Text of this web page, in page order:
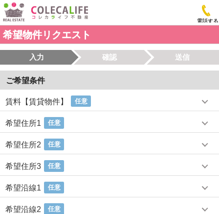
電話する
希望物件リクエスト
入力 確認 送信
ご希望条件
賃料【賃貸物件】 任意
希望住所1 任意
希望住所2 任意
希望住所3 任意
希望沿線1 任意
希望沿線2 任意